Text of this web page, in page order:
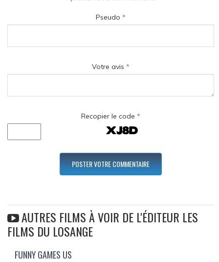
Pseudo *
Votre avis *
Recopier le code *
AUTRES FILMS À VOIR DE L'ÉDITEUR LES
FILMS DU LOSANGE
FUNNY GAMES US